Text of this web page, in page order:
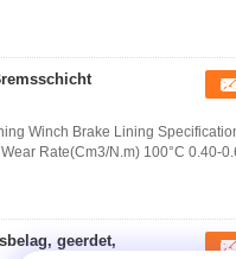
Winch Brake Lining
Rate(Cm3/N.m) 100°C 0.40-
geerdet,